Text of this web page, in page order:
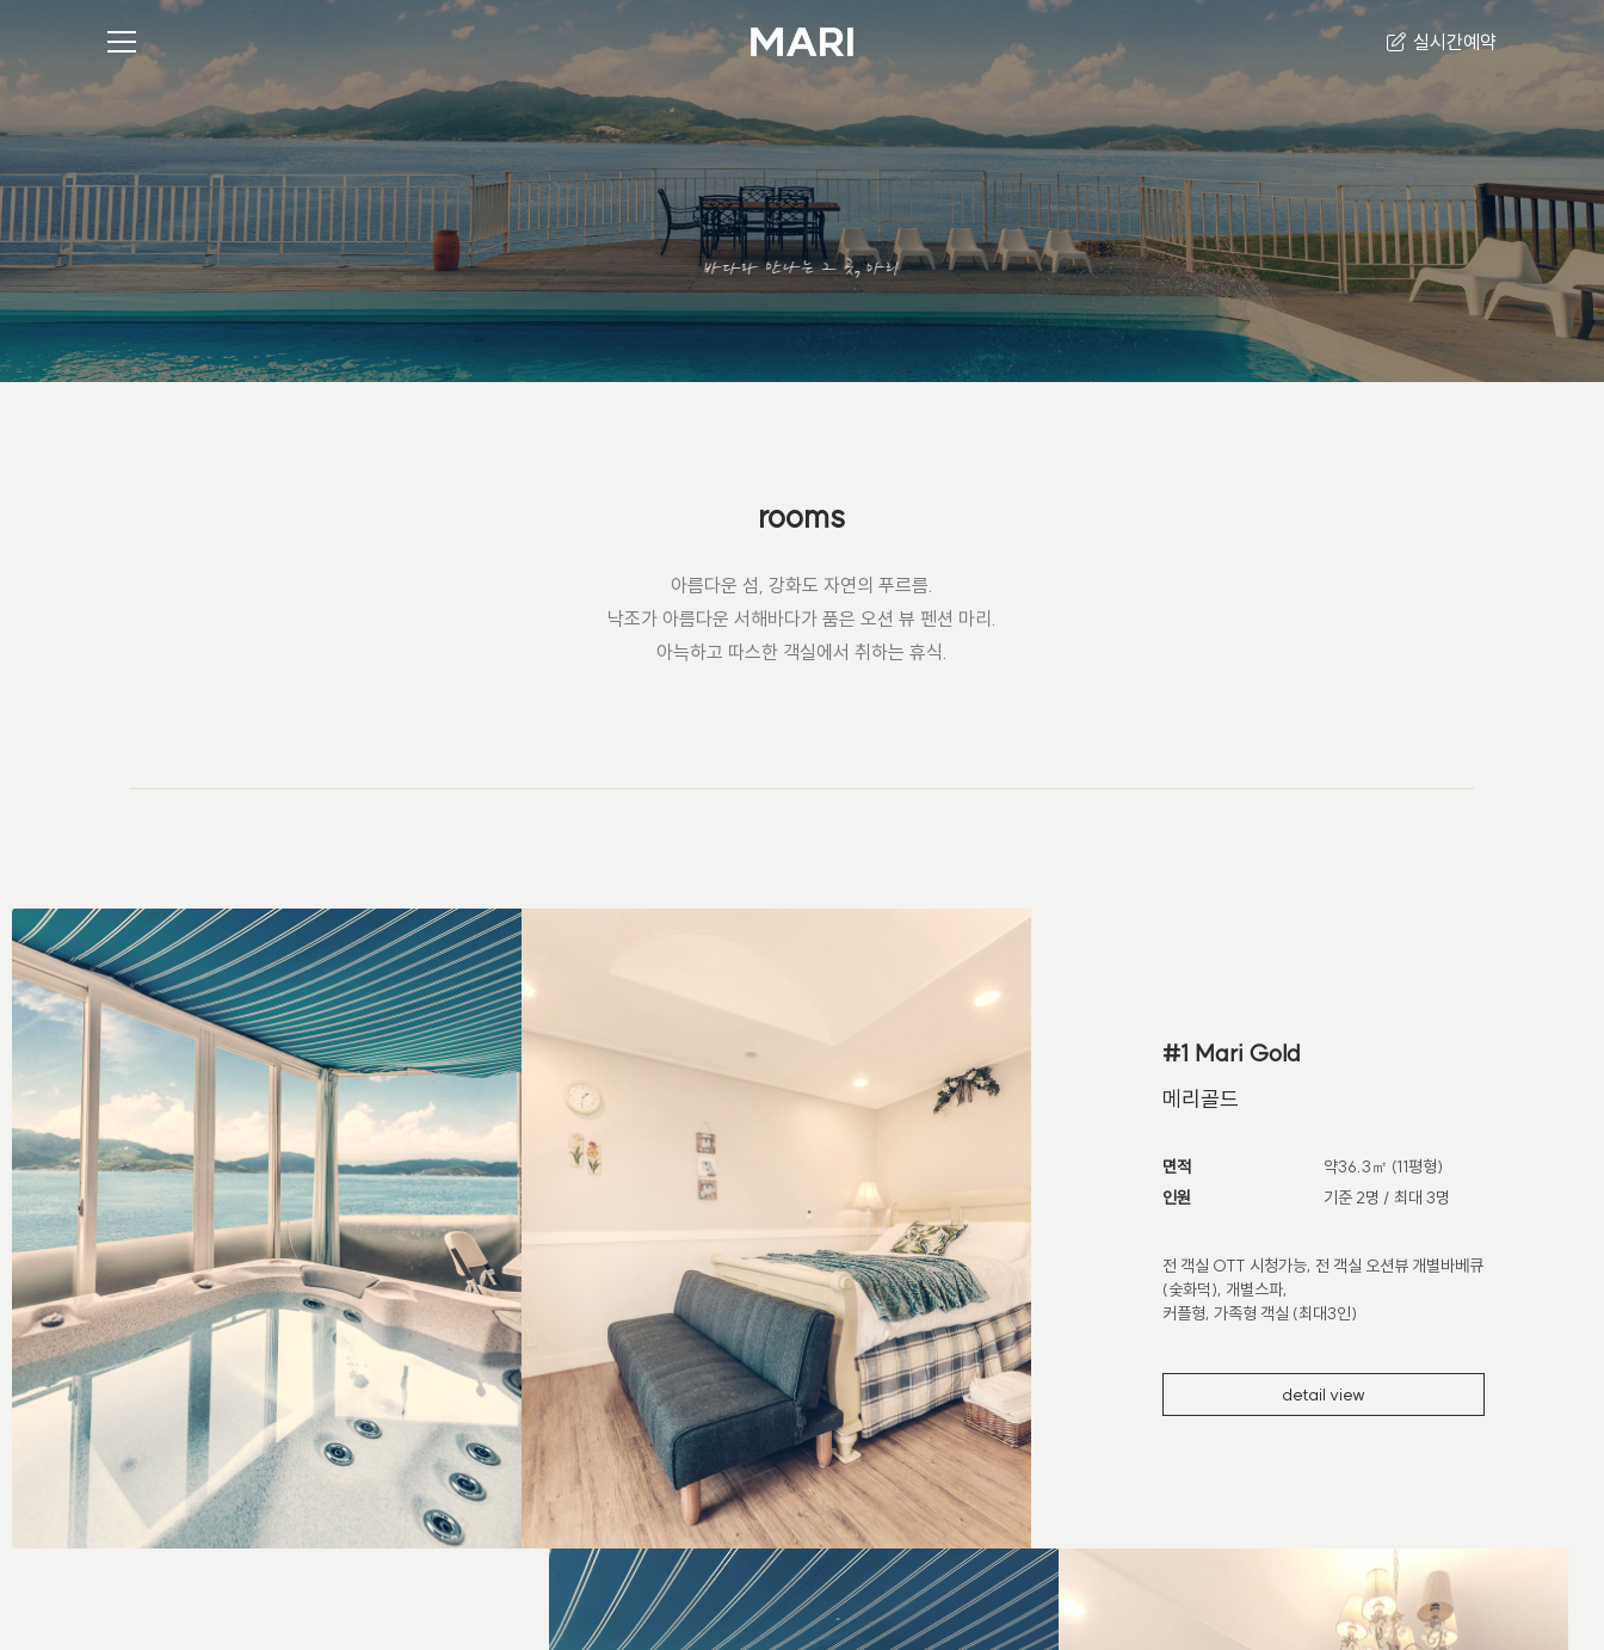
실시간예약
바다와 만나는 그 곳, 마리
rooms
아름다운 섬, 강화도 자연의 푸르름.
낙조가 아름다운 서해바다가 품은 오션 뷰 펜션 마리.
아늑하고 따스한 객실에서 취하는 휴식.
#1 Mari Gold
메리골드
면적
약36.3㎡ (11평형)
인원
기준 2명 / 최대 3명
전 객실 OTT 시청가능, 전 객실 오션뷰 개별바베큐
(숯화덕), 개별스파,
커플형, 가족형 객실 (최대3인)
detail view